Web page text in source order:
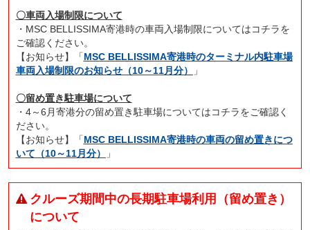
〇車両入場制限について
・MSC BELLISSIMA寄港時の車両入場制限についてはコチラを
ご確認ください。
【お知らせ】「 MSC BELLISSIMA寄港時のターミナル内駐車場
車両入場制限のお知らせ（10～11月分）
」
〇留め置き駐車場について
・4～6月寄港分の留め置き駐車場についてはコチラをご確認く
ださい。
【お知らせ】「 MSC BELLISSIMA寄港時の車両の留め置きにつ
いて（10～11月分）
」
クルーズ期間中の長期駐車場利用（留め置き）
について